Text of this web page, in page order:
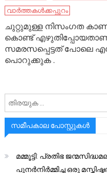
വാർത്തകൾക്കപ്പുറം
ചുറ്റുമുള്ള നിസംഗത
കൊണ്ട്
സമരസപ്പെട്ടത് പോലെ
പൊറുക്കുക .
സമീപകാല പോസ്റ്റുകൾ
മമ്മൂട്ടി: പ്രതിഭ
പുനർനിർമ്മിച്ച ഒരു